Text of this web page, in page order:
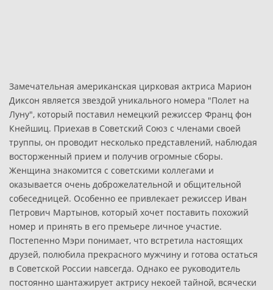
Замечательная американская цирковая актриса Марион
Диксон является звездой уникального номера "Полет на
Луну", который поставил немецкий режиссер Франц фон
Кнейшиц. Приехав в Советский Союз с членами своей
труппы, он проводит несколько представлений, наблюдая
восторженный прием и получив огромные сборы.
Женщина знакомится с советскими коллегами и
оказывается очень доброжелательной и общительной
собеседницей. Особенно ее привлекает режиссер Иван
Петрович Мартынов, который хочет поставить похожий
номер и принять в его премьере личное участие.
Постепенно Мэри понимает, что встретила настоящих
друзей, полюбила прекрасного мужчину и готова остаться
в Советской России навсегда. Однако ее руководитель
постоянно шантажирует актрису некоей тайной, всячески